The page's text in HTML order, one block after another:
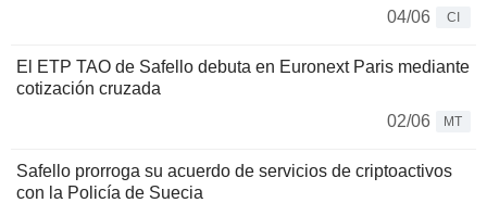
04/06
CI
El ETP TAO de Safello debuta en Euronext Paris mediante
cotización cruzada
02/06
MT
Safello prorroga su acuerdo de servicios de criptoactivos
con la Policía de Suecia